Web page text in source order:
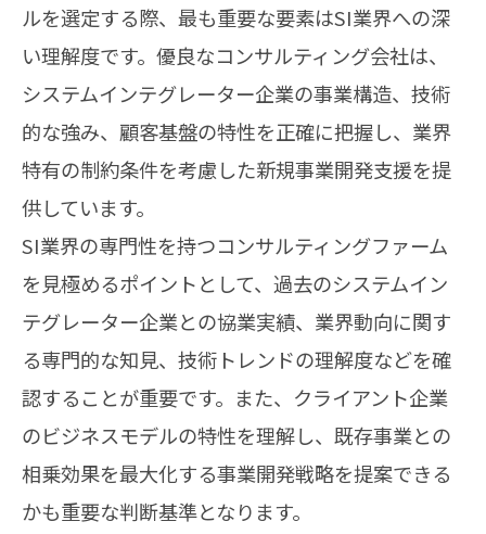
ルを選定する際、最も重要な要素はSI業界への深
い理解度です。優良なコンサルティング会社は、
システムインテグレーター企業の事業構造、技術
的な強み、顧客基盤の特性を正確に把握し、業界
特有の制約条件を考慮した新規事業開発支援を提
供しています。
SI業界の専門性を持つコンサルティングファーム
を見極めるポイントとして、過去のシステムイン
テグレーター企業との協業実績、業界動向に関す
る専門的な知見、技術トレンドの理解度などを確
認することが重要です。また、クライアント企業
のビジネスモデルの特性を理解し、既存事業との
相乗効果を最大化する事業開発戦略を提案できる
かも重要な判断基準となります。